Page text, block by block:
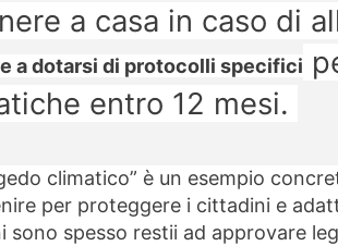
a casa in caso di
a dotarsi di protocolli specifici
entro 12 mesi.
climatico” è un esempio
per proteggere i cittadini e
sono spesso restii ad approvare